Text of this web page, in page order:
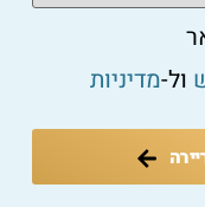
ול-מדיניות